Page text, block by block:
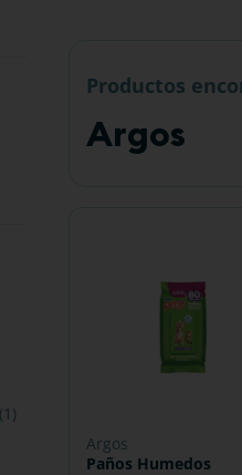
(1 )
Productos
Argos
argos
Paños Humedos